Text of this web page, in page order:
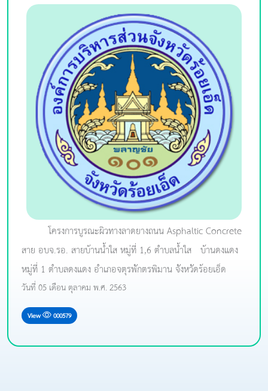
โครงการบูรณะผิวทางลาดยางถนน Asphaltic Concrete
สาย อบจ.รอ. สายบ้านน้ำใส หมู่ที่ 1,6 ตำบลน้ำใส - บ้านดงแดง
หมู่ที่ 1 ตำบลดงแดง อำเภอจตุรพักตรพิมาน จังหวัดร้อยเอ็ด
วันที่ 05 เดือน ตุลาคม พ.ศ. 2563
View 000579